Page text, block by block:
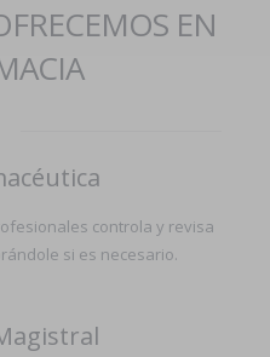
EN
controla y revisa
si es necesario.